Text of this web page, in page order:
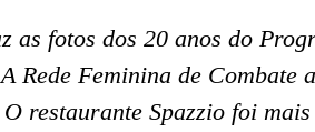
as fotos dos 20 anos do
Rede Feminina de
restaurante Spazzio foi